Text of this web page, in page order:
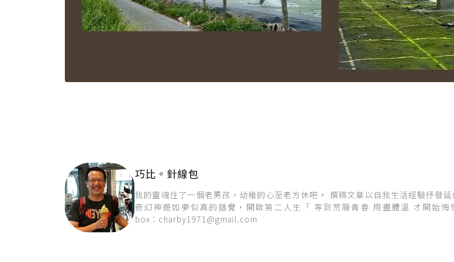
巧比。針線包
我的靈魂住了一個老男孩，幼稚的心至老方休吧。 撰稿文章以自我生活經驗抒發
奇幻神遊如夢似真的錯覺，開啟第二人生「 等到荒廢青春 用盡體溫 才開始悔
box：charby1971@gmail.com